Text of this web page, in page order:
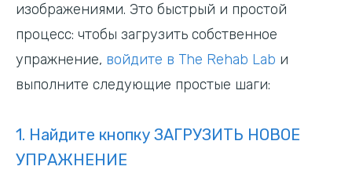
Обновления
изображениями. Это быстрый и простой
процесс: чтобы загрузить собственное
упражнение, войдите в The Rehab Lab и
выполните следующие простые шаги:
1. Найдите кнопку ЗАГРУЗИТЬ НОВОЕ
УПРАЖНЕНИЕ